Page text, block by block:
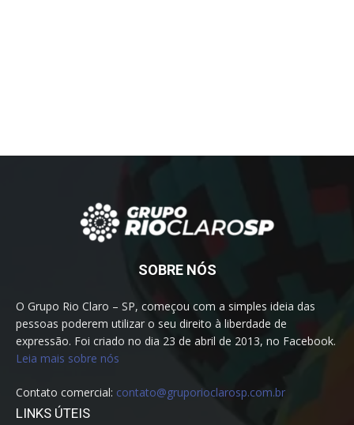
SOBRE NÓS
O Grupo Rio Claro – SP, começou com a simples ideia das
pessoas poderem utilizar o seu direito à liberdade de
expressão. Foi criado no dia 23 de abril de 2013, no Facebook.
Leia mais sobre nós
Contato comercial: contato@gruporioclarosp.com.br
LINKS ÚTEIS